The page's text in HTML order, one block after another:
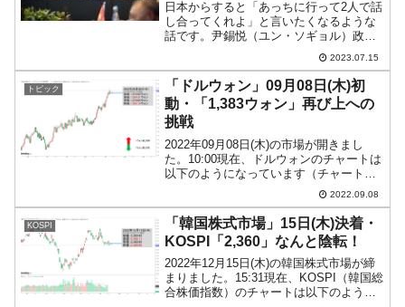
日本からすると「あっちに行って2人で話
し合ってくれよ」と言いたくなるような
話です。尹錫悦（ユン・ソギョル）政権
は、親米に舵を切って1年以上経過し、こ
こまで来ましたが、中国からの報復を恐
れる状況となっています。半導体を中心
とするアメリカ合衆国...
2023.07.15
トピック
「ドルウォン」09月08日(木)初
動・「1,383ウォン」再び上への
挑戦
2022年09月08日(木)の市場が開きまし
た。10:00現在、ドルウォンのチャートは
以下のようになっています（チャートは
『Investing.com』より引用）。これから
ローソク足の調整が入るかもしれません
が、前日は一時「1,391ウォン...
2022.09.08
KOSPI
「韓国株式市場」15日(木)決着・
KOSPI「2,360」なんと陰転！
2022年12月15日(木)の韓国株式市場が締
まりました。15:31現在、KOSPI（韓国総
合株価指数）のチャートは以下のように